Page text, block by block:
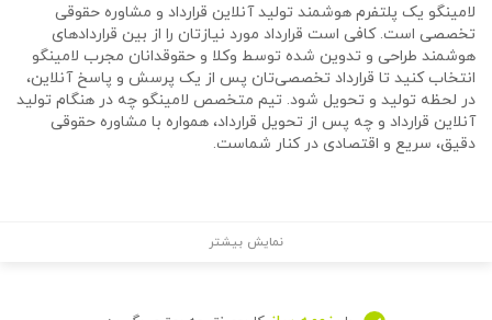
لامینگو یک پلتفرم هوشمند تولید آنلاین قرارداد و مشاوره حقوقی
تخصصی است. کافی است قرارداد مورد نیازتان را از بین قراردادهای
هوشمند طراحی و تدوین شده توسط وکلا و حقوقدانان مجرب لامینگو
انتخاب کنید تا قرارداد تخصصی‌تان پس از یک پرسش و پاسخ آنلاین،
در لحظه تولید و تحویل شود. تیم متخصص لامینگو چه در هنگام تولید
آنلاین قرارداد و چه پس از تحویل قرارداد، همواره با مشاوره حقوقی
دقیق، سریع و اقتصادی در کنار شماست.
نمایش بیشتر